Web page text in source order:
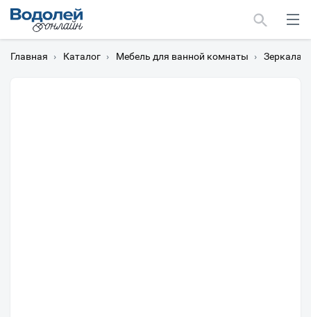
Главная › Каталог › Мебель для ванной комнаты › Зеркала